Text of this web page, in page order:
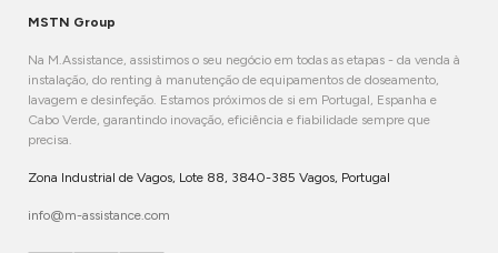
MSTN Group
Na M.Assistance, assistimos o seu negócio em todas as etapas - da venda à
instalação, do renting à manutenção de equipamentos de doseamento,
lavagem e desinfeção. Estamos próximos de si em Portugal, Espanha e
Cabo Verde, garantindo inovação, eficiência e fiabilidade sempre que
precisa.
Zona Industrial de Vagos, Lote 88, 3840-385 Vagos, Portugal
info@m-assistance.com